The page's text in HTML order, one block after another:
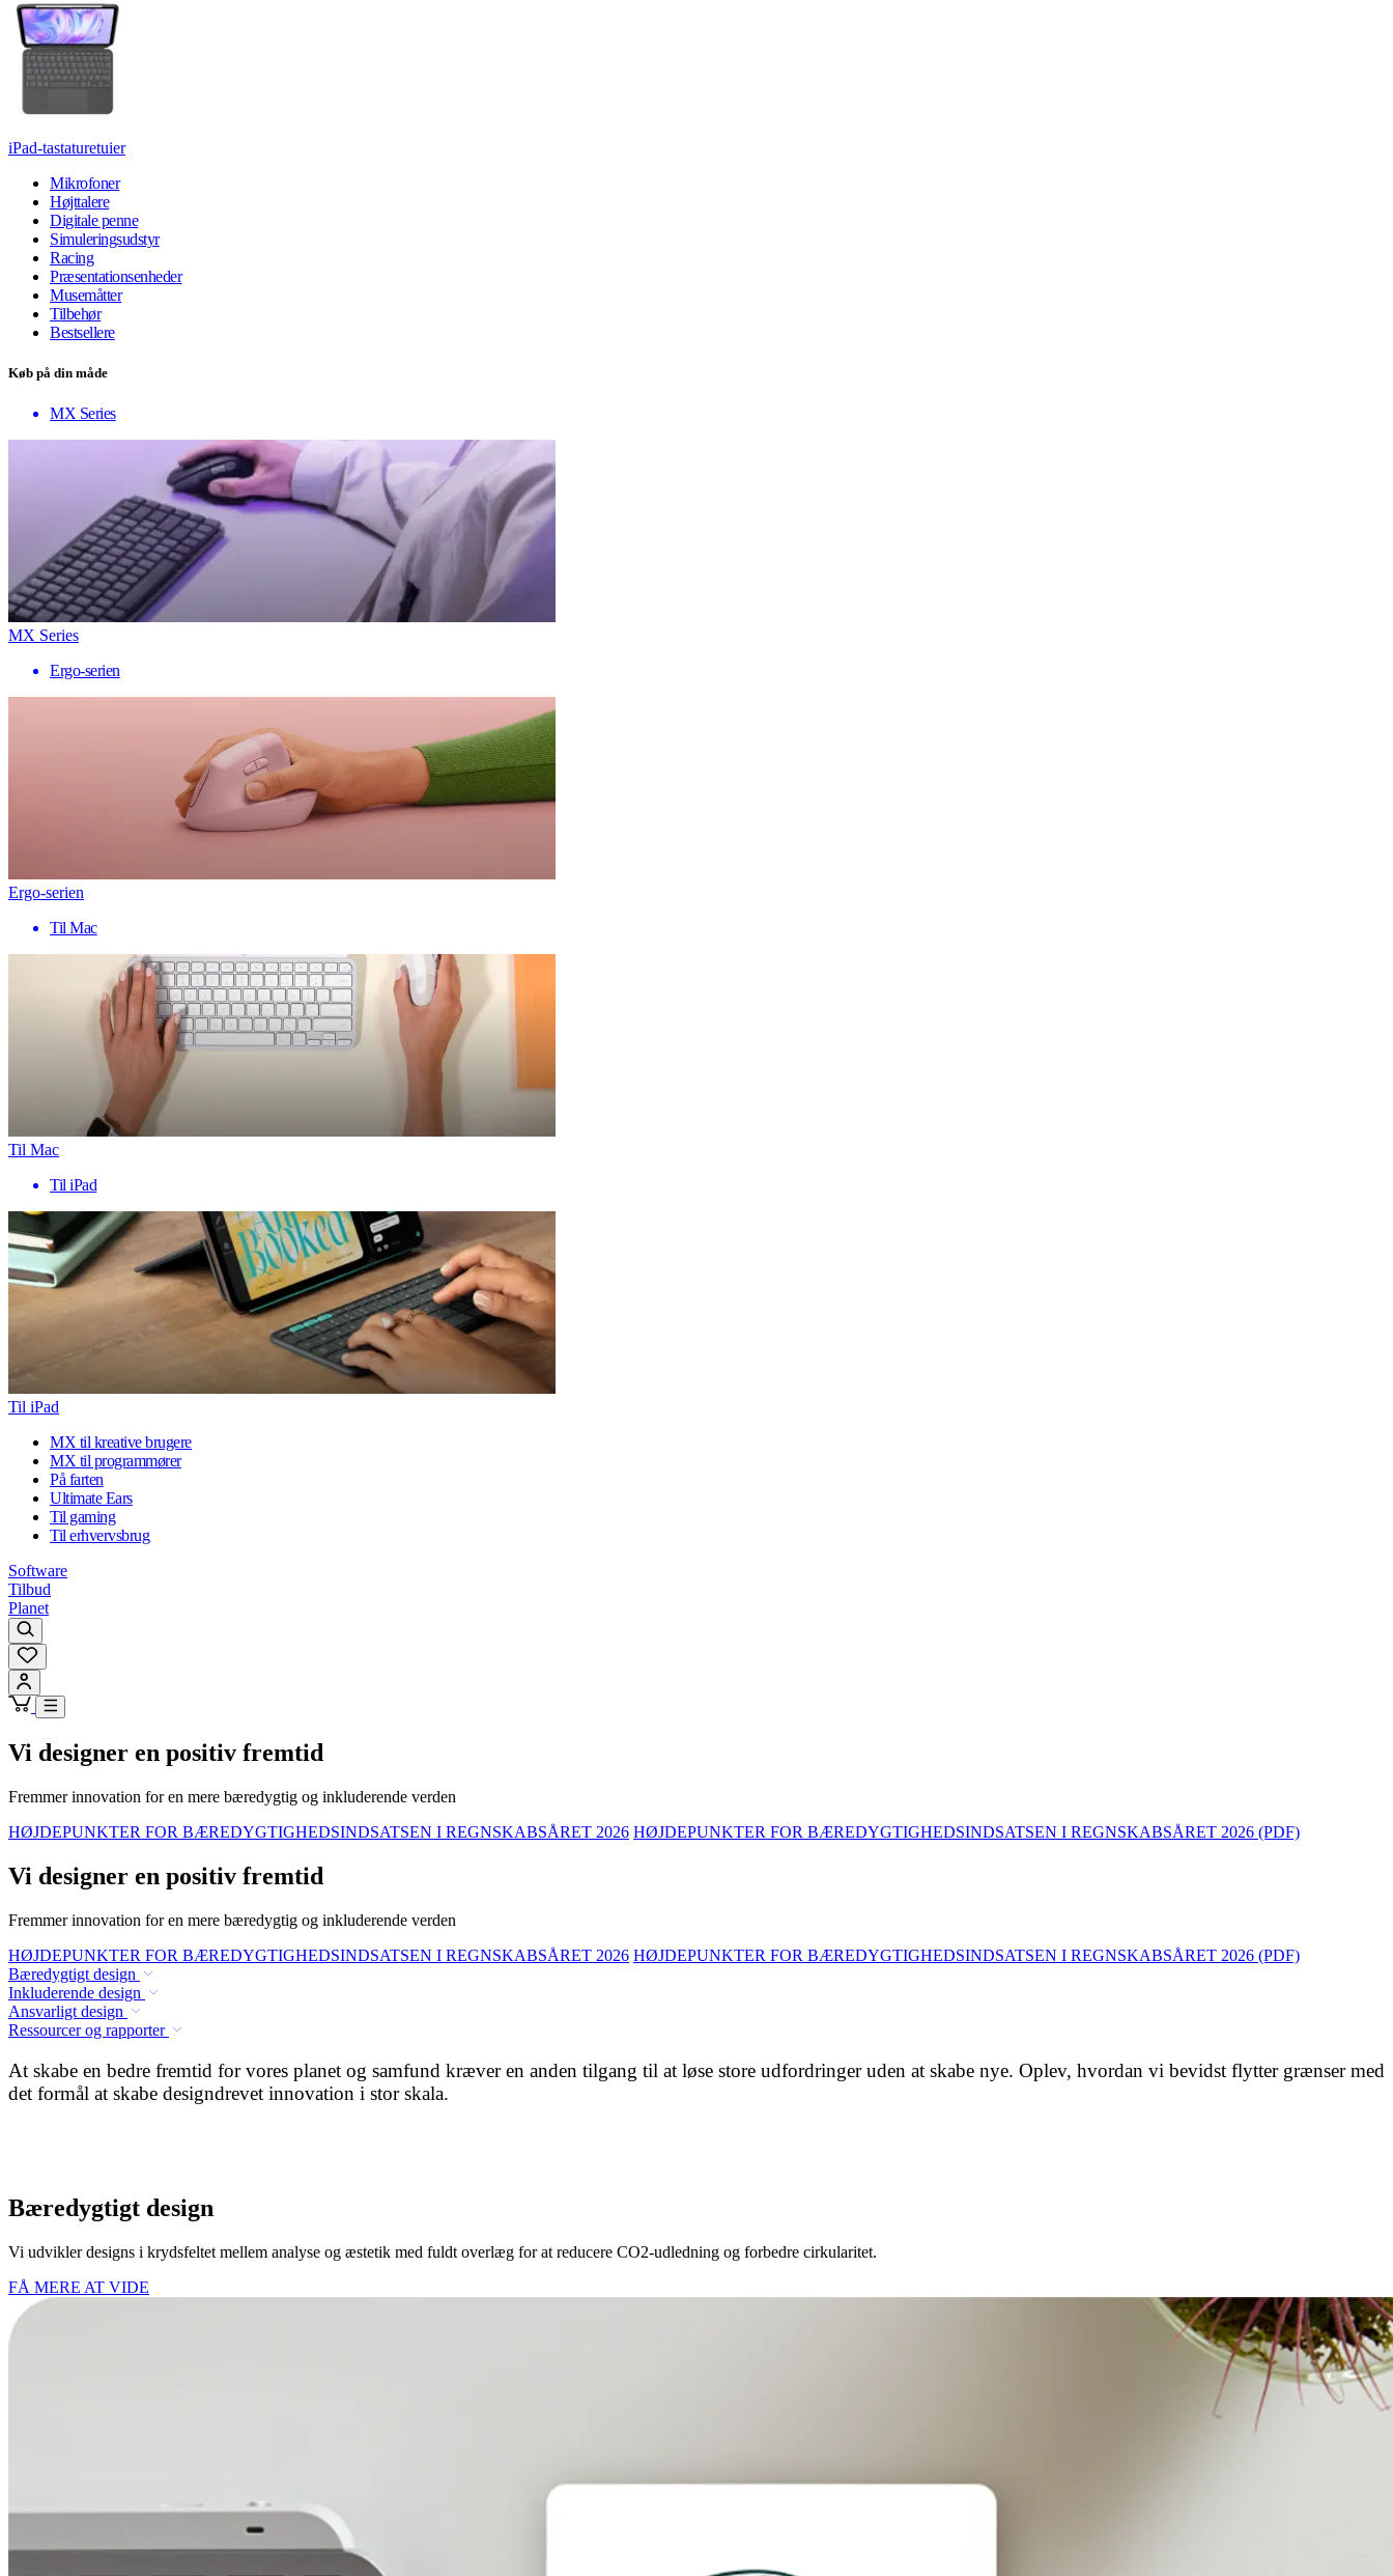
iPad-tastaturetuier
Mikrofoner
Højttalere
Digitale penne
Simuleringsudstyr
Racing
Præsentationsenheder
Musemåtter
Tilbehør
Bestsellere
Køb på din måde
MX Series
MX Series
Ergo-serien
Ergo-serien
Til Mac
Til Mac
Til iPad
Til iPad
MX til kreative brugere
MX til programmører
På farten
Ultimate Ears
Til gaming
Til erhvervsbrug
Software
Tilbud
Planet
Vi designer en positiv fremtid
Fremmer innovation for en mere bæredygtig og inkluderende verden
HØJDEPUNKTER FOR BÆREDYGTIGHEDSINDSATSEN I REGNSKABSÅRET 2026 HØJDEPUNKTER FOR BÆREDYGTIGHEDSINDSATSEN I REGNSKABSÅRET 2026 (PDF)
Vi designer en positiv fremtid
Fremmer innovation for en mere bæredygtig og inkluderende verden
HØJDEPUNKTER FOR BÆREDYGTIGHEDSINDSATSEN I REGNSKABSÅRET 2026 HØJDEPUNKTER FOR BÆREDYGTIGHEDSINDSATSEN I REGNSKABSÅRET 2026 (PDF)
Bæredygtigt design
Inkluderende design
Ansvarligt design
Ressourcer og rapporter
At skabe en bedre fremtid for vores planet og samfund kræver en anden tilgang til at løse store udfordringer uden at skabe nye. Oplev, hvordan vi bevidst flytter grænser med
det formål at skabe designdrevet innovation i stor skala.
Bæredygtigt design
Vi udvikler designs i krydsfeltet mellem analyse og æstetik med fuldt overlæg for at reducere CO2-udledning og forbedre cirkularitet.
FÅ MERE AT VIDE